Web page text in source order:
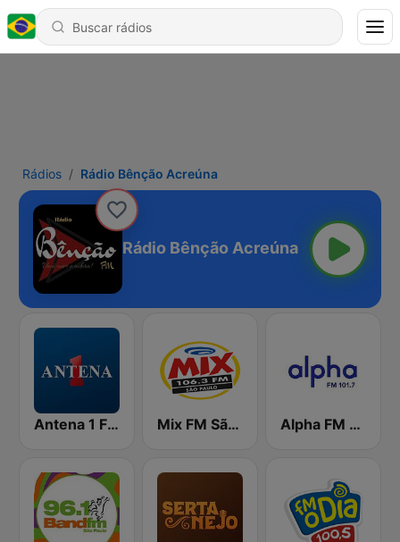
Rádios Rádio Bênção Acreúna
Rádio Bênção Acreúna
Antena 1 FM Mix FM São Paulo Alpha FM 101.7